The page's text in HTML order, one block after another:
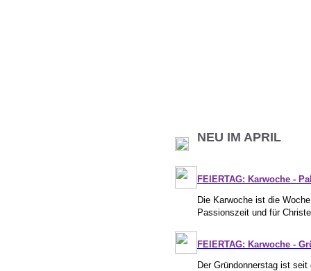
NEU IM APRIL
FEIERTAG: Karwoche -
Die Karwoche ist die
Passionszeit und für
FEIERTAG: Karwoche -
Der Gründonnerstag ist